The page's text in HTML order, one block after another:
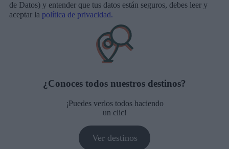
de Datos) y entender que tus datos están seguros, debes leer y
aceptar la política de privacidad.
¿Conoces todos nuestros destinos?
¡Puedes verlos todos haciendo
un clic!
Ver destinos